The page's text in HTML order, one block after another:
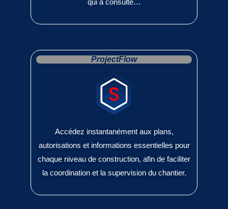
qui à consulté…
ProjectFlow
Accédez instantanément aux plans,
autorisations et informations essentielles pour
chaque niveau de construction, afin de faciliter
la coordination et la supervision du chantier.